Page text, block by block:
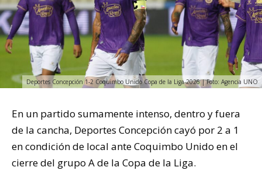
Deportes Concepción 1-2 Coquimbo Unido Copa de la Liga 2026 | Foto: Agencia UNO
En un partido sumamente intenso, dentro y fuera
de la cancha, Deportes Concepción cayó por 2 a 1
en condición de local ante Coquimbo Unido en el
cierre del grupo A de la Copa de la Liga.